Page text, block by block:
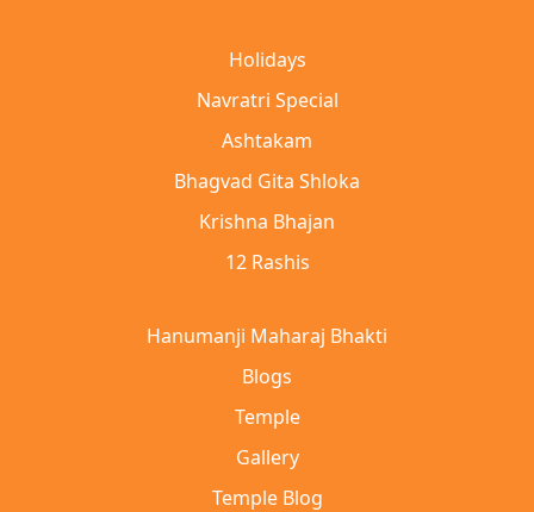
Holidays
Navratri Special
Ashtakam
Bhagvad Gita Shloka
Krishna Bhajan
12 Rashis
Hanumanji Maharaj Bhakti
Blogs
Temple
Gallery
Temple Blog